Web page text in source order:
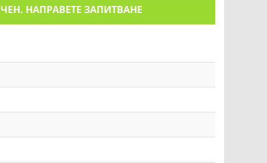
НАПРАВЕТЕ ЗАПИТВАНЕ